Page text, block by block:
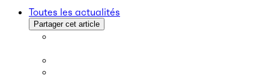
Toutes les actualités
Partager cet article